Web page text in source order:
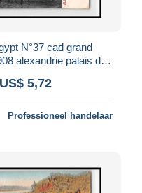
N°37 cad grand
alexandrie palais du
5,72
Professioneel handelaar